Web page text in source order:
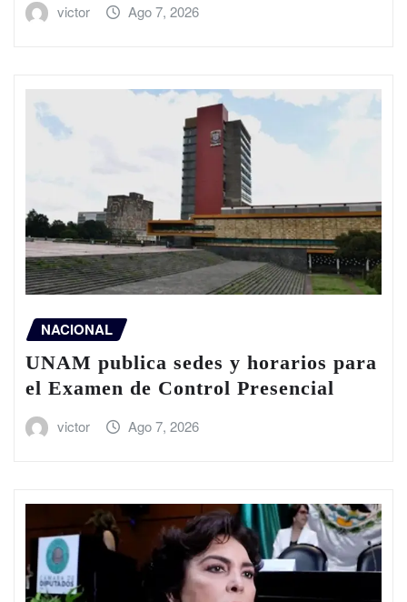
victor Ago 7, 2026
NACIONAL
UNAM publica sedes y horarios para
el Examen de Control Presencial
victor Ago 7, 2026